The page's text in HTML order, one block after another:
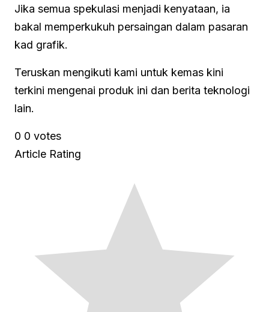
Jika semua spekulasi menjadi kenyataan, ia
bakal memperkukuh persaingan dalam pasaran
kad grafik.
Teruskan mengikuti kami untuk kemas kini
terkini mengenai produk ini dan berita teknologi
lain.
0 0 votes
Article Rating